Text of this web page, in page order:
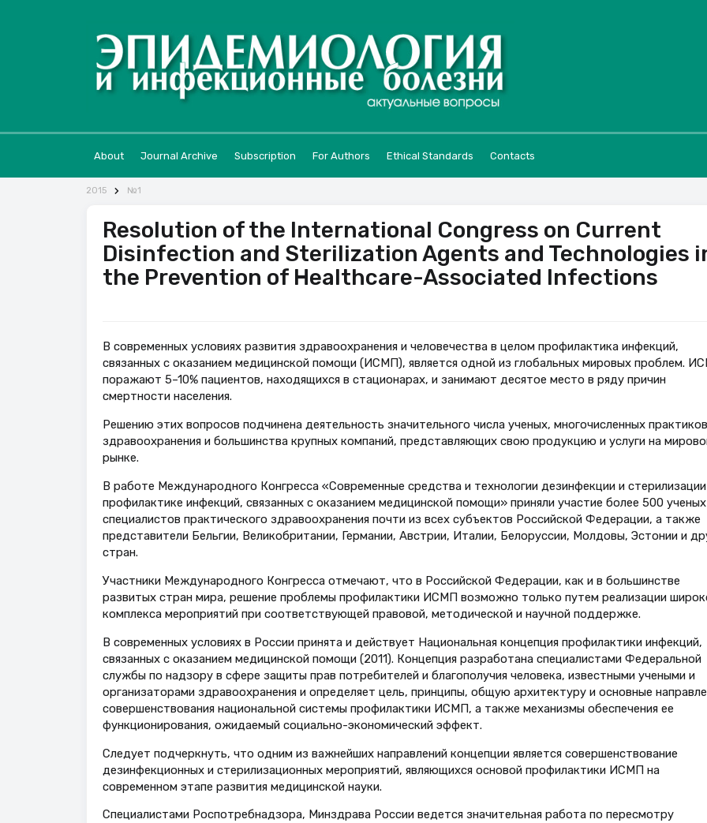
About Journal Archive Subscription For Authors Ethical Standards Contacts
2015 №1
Resolution of the International Congress on Current
Disinfection and Sterilization Agents and Technologies
the Prevention of Healthcare-Associated Infections
В современных условиях развития здравоохранения и человечества в целом профилактика инфекций,
связанных с оказанием медицинской помощи (ИСМП), является одной из глобальных мировых проблем.
поражают 5–10% пациентов, находящихся в стационарах, и занимают десятое место в ряду причин
смертности населения.
Решению этих вопросов подчинена деятельность значительного числа ученых, многочисленных практиков
здравоохранения и большинства крупных компаний, представляющих свою продукцию и услуги на
рынке.
В работе Международного Конгресса «Современные средства и технологии дезинфекции и
профилактике инфекций, связанных с оказанием медицинской помощи» приняли участие более 500
специалистов практического здравоохранения почти из всех субъектов Российской Федерации, а также
представители Бельгии, Великобритании, Германии, Австрии, Италии, Белоруссии, Молдовы, Эстонии и
стран.
Участники Международного Конгресса отмечают, что в Российской Федерации, как и в большинстве
развитых стран мира, решение проблемы профилактики ИСМП возможно только путем реализации
комплекса мероприятий при соответствующей правовой, методической и научной поддержке.
В современных условиях в России принята и дейст­вует Национальная концепция профилактики инфекций,
связанных с оказанием медицинской помощи (2011). Концепция разработана специалистами Федеральной
службы по надзору в сфере защиты прав потребителей и благополучия человека, известными учеными и
организаторами здравоохранения и определяет цель, принципы, общую архитектуру и основные
совершенст­вования национальной системы профилактики ИСМП, а также механизмы обеспечения ее
функционирования, ожидаемый социально-экономический эффект.
Следует подчеркнуть, что одним из важнейших направлений концепции является совершенствование
дезинфекционных и стерилизационных мероприятий, являющихся основой профилактики ИСМП на
современном этапе развития медицинской науки.
Специалистами Роспотребнадзора, Минздрава России ведется значительная работа по пересмотру